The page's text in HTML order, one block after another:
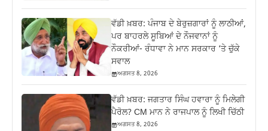
ਵੱਡੀ ਖ਼ਬਰ: ਪੰਜਾਬ ਦੇ ਬੇਰੁਜ਼ਗਾਰਾਂ ਨੂੰ ਲਾਠੀਆਂ,
ਪਰ ਬਾਹਰਲੇ ਸੂਬਿਆਂ ਦੇ ਨੌਜਵਾਨਾਂ ਨੂੰ
ਨੌਕਰੀਆਂ- ਰੰਧਾਵਾ ਨੇ ਮਾਨ ਸਰਕਾਰ ‘ਤੇ ਚੁੱਕੇ
ਸਵਾਲ
ਅਗਸਤ 8, 2026
ਵੱਡੀ ਖ਼ਬਰ: ਜਗਤਾਰ ਸਿੰਘ ਹਵਾਰਾ ਨੂੰ ਮਿਲੇਗੀ
ਪੈਰੋਲ? CM ਮਾਨ ਨੇ ਰਾਜਪਾਲ ਨੂੰ ਲਿਖੀ ਚਿੱਠੀ
ਅਗਸਤ 8, 2026